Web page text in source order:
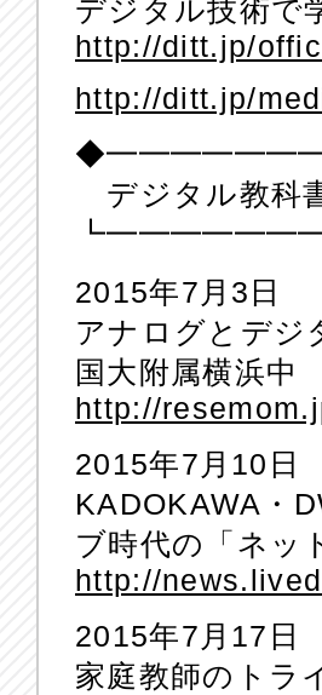
デジタル技術で
http://ditt.jp/
http://ditt.jp/
デジタル教科
2015年7月3日
アナログとデジ
国大附属横浜中
http://
2015年7月10日
KADOKAWA・
ブ時代の「ネッ
http://
2015年7月17日
家庭教師のトラ